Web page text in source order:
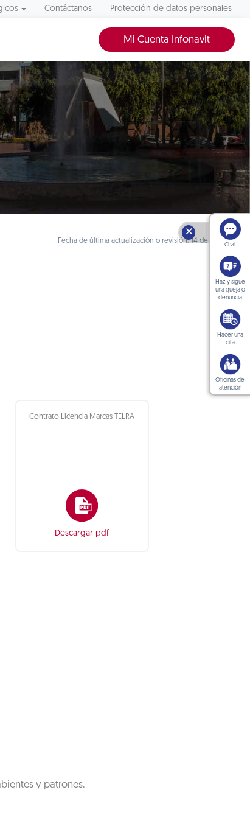
Contáctanos Protección de datos personales
Mi Cuenta Infonavit
Fecha de última actualización o revisión: 14 de julio 2023
Contrato Licencia Marcas TELRA
Descargar pdf
y patrones.
🗙
Chat
Haz y sigue
una queja o
denuncia
Hacer una
cita
Oficinas de
atención